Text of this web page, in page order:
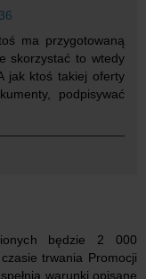
ma przygotowaną
skorzystać to wtedy
jak ktoś takiej oferty
podpisywać
będzie 2 000
trwania Promocji
warunki opisane